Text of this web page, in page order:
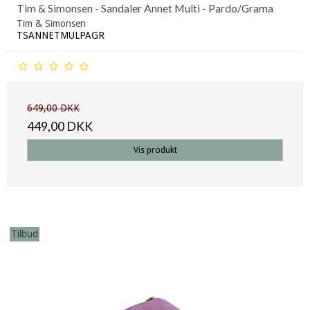
Tim & Simonsen - Sandaler Annet Multi - Pardo/Grama
Tim & Simonsen
TSANNETMULPAGR
649,00 DKK
449,00 DKK
Vis produkt
Tilbud